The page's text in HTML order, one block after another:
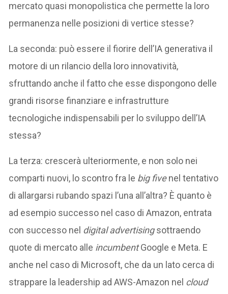
mercato quasi monopolistica che permette la loro
permanenza nelle posizioni di vertice stesse?
La seconda: può essere il fiorire dell’IA generativa il
motore di un rilancio della loro innovatività,
sfruttando anche il fatto che esse dispongono delle
grandi risorse finanziare e infrastrutture
tecnologiche indispensabili per lo sviluppo dell’IA
stessa?
La terza: crescerà ulteriormente, e non solo nei
comparti nuovi, lo scontro fra le big fivenel tentativo
di allargarsi rubando spazi l’una all’altra? È quanto è
ad esempio successo nel caso di Amazon, entrata
con successo nel digital advertisingsottraendo
quote di mercato alle incumbentGoogle e Meta. E
anche nel caso di Microsoft, che da un lato cerca di
strappare la leadership ad AWS-Amazon nel cloud